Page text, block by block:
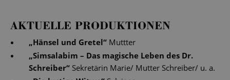
AKTUELLE PRODUKTIONEN
„Hänsel und Gretel“ Muttter
„Simsalabim – Das magische Leben des Dr.
Schreiber“ Sekretärin Marie/ Mutter Schreiber/ u. a.